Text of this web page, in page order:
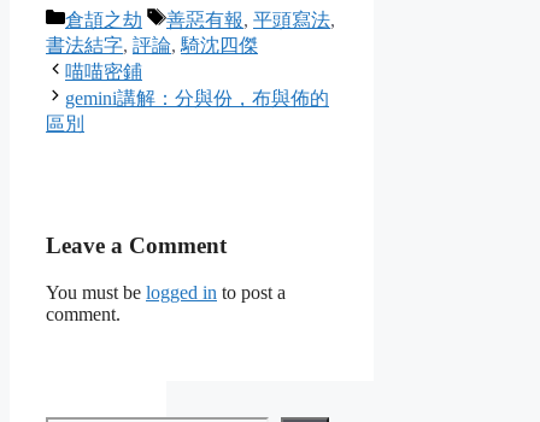
Categories
倉頡之劫 Tags
善惡有報, 平頭寫法,
書法結字, 評論, 騎沈四傑
喵喵密鋪
gemini講解：分與份，布與佈的
區別
Leave a Comment
You must be logged in to post a
comment.